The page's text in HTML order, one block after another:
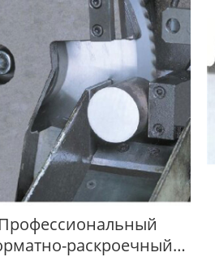
Профессиональный
раскроечный